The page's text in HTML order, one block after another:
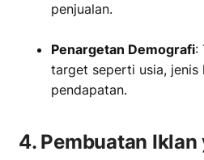
penjualan.
Penargetan Demografi:
target seperti usia, jenis
pendapatan.
4. Pembuatan